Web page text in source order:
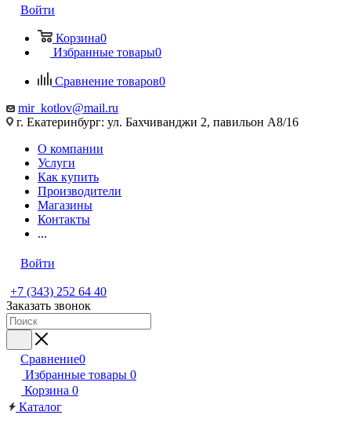
Войти
Корзина0
Избранные товары0
Сравнение товаров0
mir_kotlov@mail.ru
г. Екатеринбург: ул. Бахчиванджи 2, павильон А8/16
О компании
Услуги
Как купить
Производители
Магазины
Контакты
...
Войти
+7 (343) 252 64 40
Заказать звонок
Сравнение0
Избранные товары 0
Корзина 0
Каталог